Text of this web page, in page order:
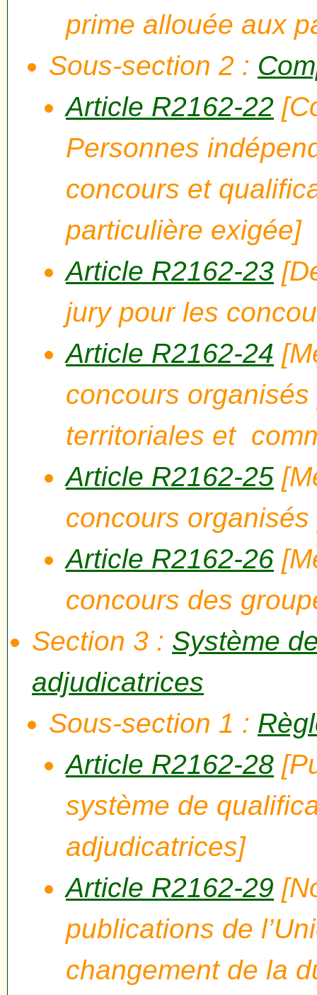
prime allouée aux
Sous-section 2 :
Article R2162-22
Personnes
concours et
particulière exigée]
Article R2162-23
jury pour les
Article R2162-24
concours
territoriales et
Article R2162-25
concours
Article R2162-26
concours des
Section 3 : Système
adjudicatrices
Sous-section 1 :
Article R2162-28
système de
adjudicatrices]
Article R2162-29
publications de
changement de la